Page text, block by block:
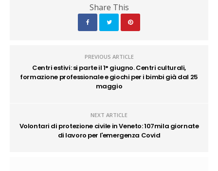
Share This
PREVIOUS ARTICLE
Centri estivi: si parte il 1° giugno. Centri culturali,
formazione professionale e giochi per i bimbi già dal 25
maggio
NEXT ARTICLE
Volontari di protezione civile in Veneto: 107mila giornate
di lavoro per l'emergenza Covid